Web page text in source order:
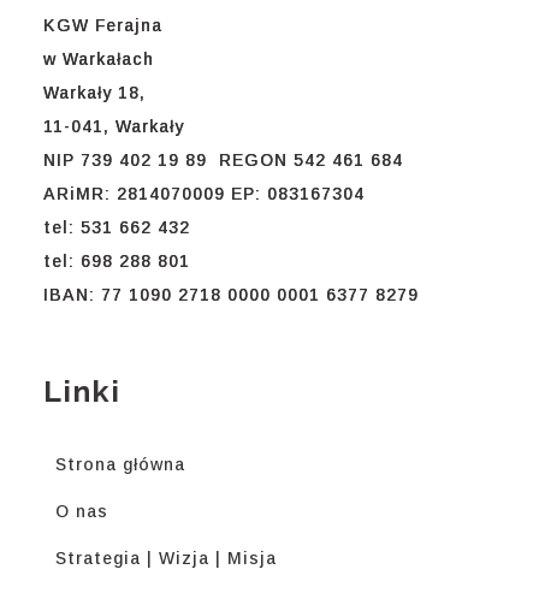
KGW Ferajna
w Warkałach
Warkały 18,
11-041, Warkały
NIP 739 402 19 89 REGON 542 461 684
ARiMR: 2814070009 EP: 083167304
tel: 531 662 432
tel: 698 288 801
IBAN: 77 1090 2718 0000 0001 6377 8279
Linki
Strona główna
O nas
Strategia | Wizja | Misja